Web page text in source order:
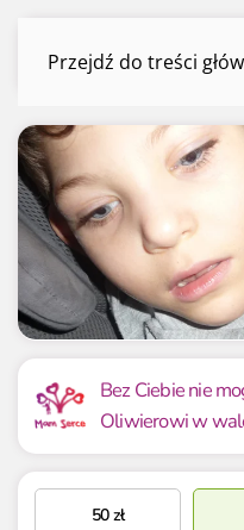
Przejdź do treści
Mamy już
0 zł
0.00%
Bez Ciebie nie
Oliwierowi w
50zł